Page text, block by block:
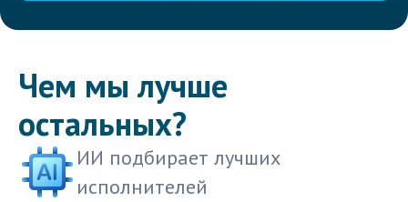
Чем мы лучше
остальных?
ИИ подбирает лучших
исполнителей